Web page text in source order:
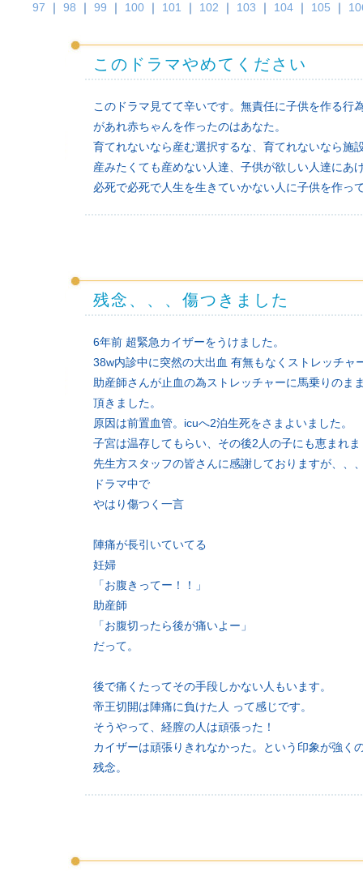
97 ｜ 98 ｜ 99 ｜ 100 ｜ 101 ｜ 102 ｜ 103 ｜ 104 ｜ 105 ｜
このドラマやめてください
このドラマ見てて辛いです。無責任に子供を作る
があれ赤ちゃんを作ったのはあなた。
育てれないなら産む選択するな、育てれないなら施
産みたくても産めない人達、子供が欲しい人達にあ
必死で必死で人生を生きていかない人に子供を作っ
残念、、、傷つきました
6年前 超緊急カイザーをうけました。
38w内診中に突然の大出血 有無もなくストレッチャ
助産師さんが止血の為ストレッチャーに馬乗りのま
頂きました。
原因は前置血管。icuへ2泊生死をさまよいました。
子宮は温存してもらい、その後2人の子にも恵まれ
先生方スタッフの皆さんに感謝しておりますが、、
ドラマ中で
やはり傷つく一言
陣痛が長引いていてる
妊婦
「お腹きってー！！」
助産師
「お腹切ったら後が痛いよー」
だって。
後で痛くたってその手段しかない人もいます。
帝王切開は陣痛に負けた人 って感じです。
そうやって、経膣の人は頑張った！
カイザーは頑張りきれなかった。という印象が強く
残念。